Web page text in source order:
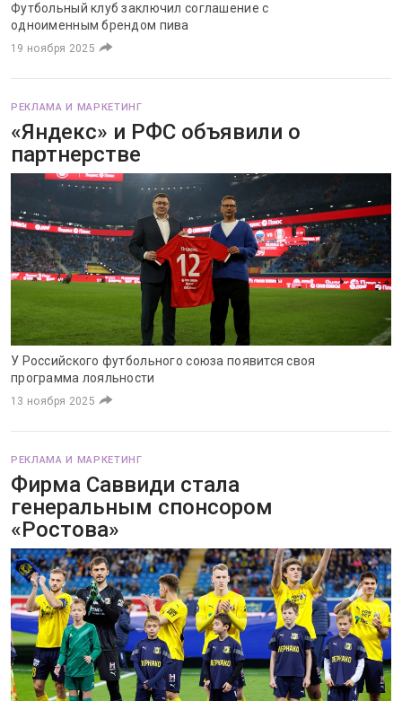
Футбольный клуб заключил соглашение с
одноименным брендом пива
19 ноября 2025
РЕКЛАМА И МАРКЕТИНГ
«Яндекс» и РФС объявили о
партнерстве
У Российского футбольного союза появится своя
программа лояльности
13 ноября 2025
РЕКЛАМА И МАРКЕТИНГ
Фирма Саввиди стала
генеральным спонсором
«Ростова»